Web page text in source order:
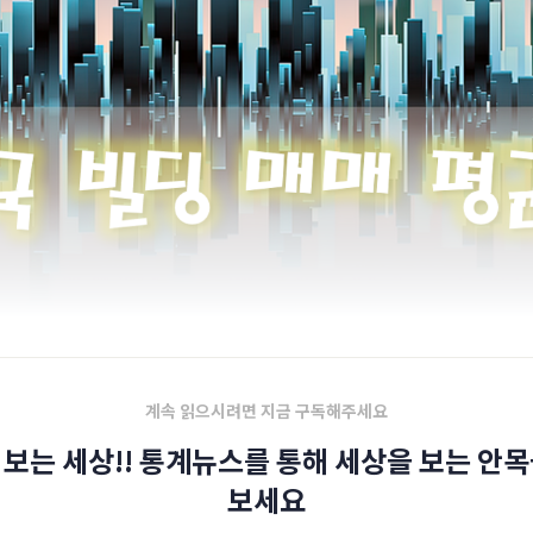
계속 읽으시려면 지금 구독해주세요
는 세상!! 통계뉴스를 통해 세상을 보는 안
보세요